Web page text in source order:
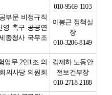
010-9569-1103
부문 비정규직
영 촉구 공공연
종청사 국무조
이봉근 정책실
장
010-3206-8149
업무 2인1조 의
의사당 의원회
김제하 노동안
전보건부장
010-2718-2188